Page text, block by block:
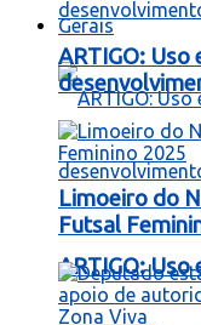
Gerais
ARTIGO:
ARTIGO:
Limoeiro do
Futsal